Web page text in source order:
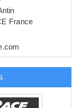
France